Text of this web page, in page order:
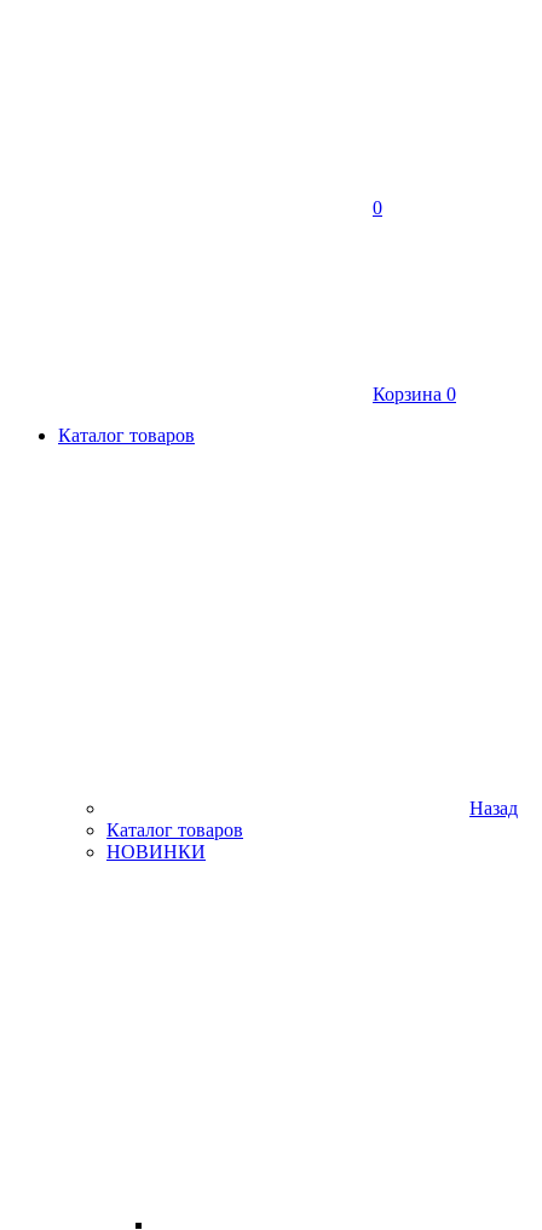
0
Корзина 0
Каталог товаров
Назад
Каталог товаров
НОВИНКИ